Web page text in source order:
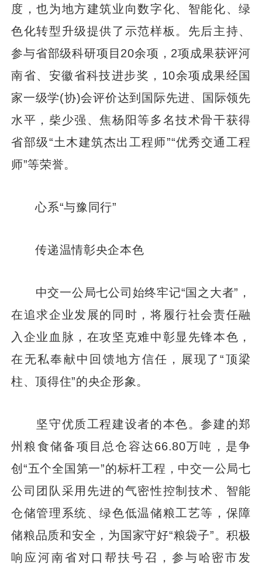
度，也为地方建筑业向数字化、智能化、绿
色化转型升级提供了示范样板。先后主持、
参与省部级科研项目20余项，2项成果获评河
南省、安徽省科技进步奖，10余项成果经国
家一级学(协)会评价达到国际先进、国际领先
水平，柴少强、焦杨阳等多名技术骨干获得
省部级“土木建筑杰出工程师”“优秀交通工程
师”等荣誉。
心系“与豫同行”
传递温情彰央企本色
中交一公局七公司始终牢记“国之大者”，
在追求企业发展的同时，将履行社会责任融
入企业血脉，在攻坚克难中彰显先锋本色，
在无私奉献中回馈地方信任，展现了“顶梁
柱、顶得住”的央企形象。
坚守优质工程建设者的本色。参建的郑
州粮食储备项目总仓容达66.80万吨，是争
创“五个全国第一”的标杆工程，中交一公局七
公司团队采用先进的气密性控制技术、智能
仓储管理系统、绿色低温储粮工艺等，保障
储粮品质和安全，为国家守好“粮袋子”。积极
响应河南省对口帮扶号召，参与哈密市发